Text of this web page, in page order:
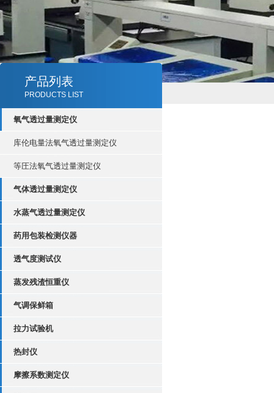
产品列表
PRODUCTS LIST
氧气透过量测定仪
库伦电量法氧气透过量测定仪
等圧法氧气透过量测定仪
气体透过量测定仪
水蒸气透过量测定仪
药用包装检测仪器
透气度测试仪
蒸发残渣恒重仪
气调保鲜箱
拉力试验机
热封仪
摩擦系数测定仪